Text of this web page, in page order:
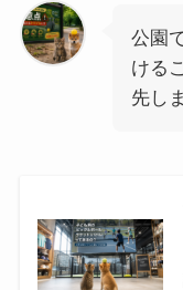
公園
ける
先し